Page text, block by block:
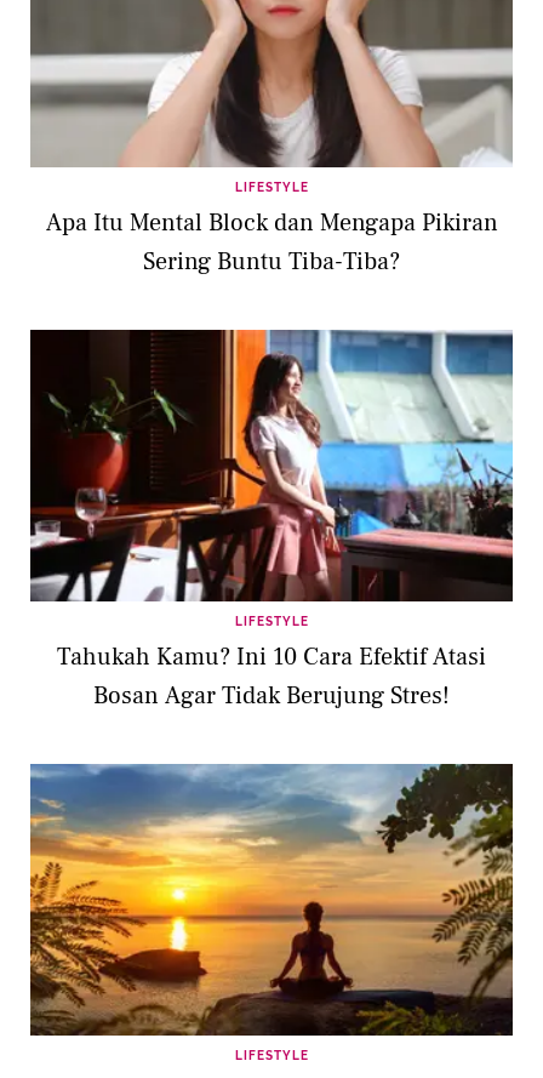
LIFESTYLE
Apa Itu Mental Block dan Mengapa Pikiran
Sering Buntu Tiba-Tiba?
LIFESTYLE
Tahukah Kamu? Ini 10 Cara Efektif Atasi
Bosan Agar Tidak Berujung Stres!
LIFESTYLE